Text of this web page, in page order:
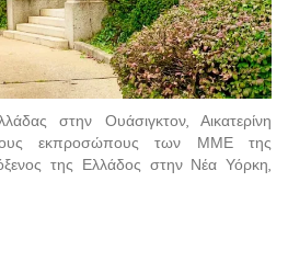
στην Ουάσιγκτον, Αικατερίνη
εκπροσώπους των ΜΜΕ της
της Ελλάδος στην Νέα Υόρκη,